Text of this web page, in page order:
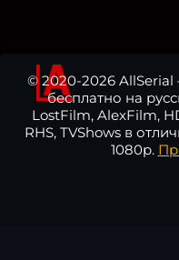
© 2020-2026
бесплатно на
LostFilm, AlexFilm,
RHS, TVShows в
1080p.